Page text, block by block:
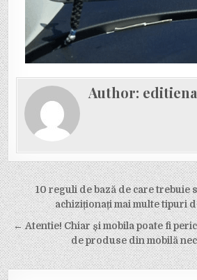
Author:
Navigare în articole
10 reguli de bază de care trebuie
achiziționați mai multe tipuri
← Atentie! Chiar și mobila poate fi
de produse din mobilă